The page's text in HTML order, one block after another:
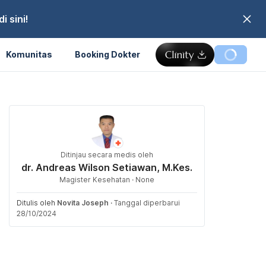
sini!
Komunitas Booking Dokter
Ditinjau secara medis oleh
dr. Andreas Wilson Setiawan, M.Kes.
Magister Kesehatan · None
Ditulis oleh Novita Joseph · Tanggal diperbarui
28/10/2024